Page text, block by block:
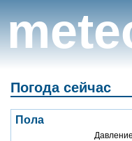
Погода сейчас
Пола